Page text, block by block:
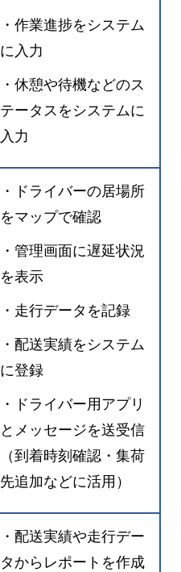
・作業進捗をシステム
に入力
・休憩や待機などのス
テータスをシステムに
入力
・ドライバーの居場所
をマップで確認
・管理画面に遅延状況
を表示
・走行データを記録
・配送実績をシステム
に登録
・ドライバー用アプリ
とメッセージを送受信
（到着時刻確認・集荷
先追加などに活用）
・配送実績や走行デー
タからレポートを作成